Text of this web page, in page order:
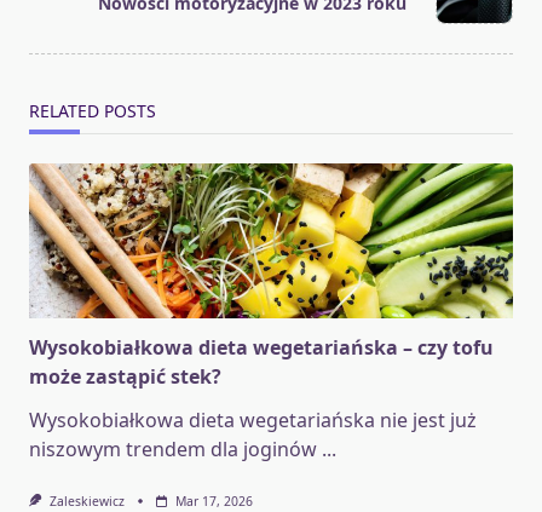
RELATED POSTS
Wysokobiałkowa dieta wegetariańska – czy tofu
może zastąpić stek?
Wysokobiałkowa dieta wegetariańska nie jest już
niszowym trendem dla joginów ...
Zaleskiewicz Mar 17, 2026